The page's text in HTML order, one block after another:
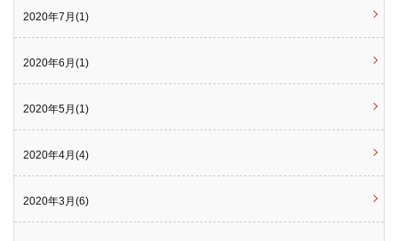
2020年7月(1)
2020年6月(1)
2020年5月(1)
2020年4月(4)
2020年3月(6)